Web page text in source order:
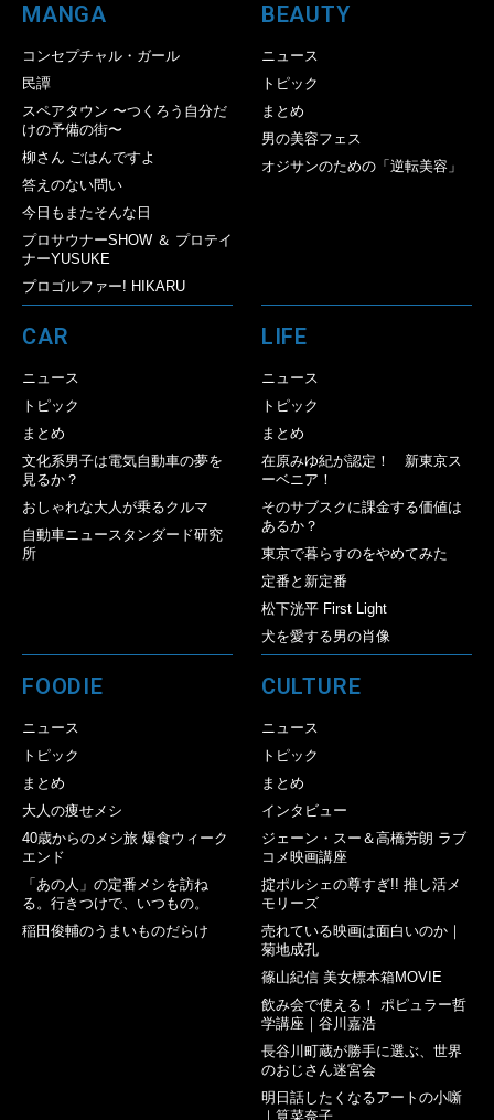
MANGA
コンセプチャル・ガール
民譚
スペアタウン 〜つくろう自分だ
けの予備の街〜
柳さん ごはんですよ
答えのない問い
今日もまたそんな日
プロサウナーSHOW ＆ プロテイ
ナーYUSUKE
プロゴルファー! HIKARU
BEAUTY
ニュース
トピック
まとめ
男の美容フェス
オジサンのための「逆転美容」
CAR
ニュース
トピック
まとめ
文化系男子は電気自動車の夢を
見るか？
おしゃれな大人が乗るクルマ
自動車ニュースタンダード研究
所
LIFE
ニュース
トピック
まとめ
在原みゆ紀が認定！ 新東京ス
ーベニア！
そのサブスクに課金する価値は
あるか？
東京で暮らすのをやめてみた
定番と新定番
松下洸平 First Light
犬を愛する男の肖像
FOODIE
ニュース
トピック
まとめ
大人の痩せメシ
40歳からのメシ旅 爆食ウィーク
エンド
「あの人」の定番メシを訪ね
る。行きつけで、いつもの。
稲田俊輔のうまいものだらけ
CULTURE
ニュース
トピック
まとめ
インタビュー
ジェーン・スー＆高橋芳朗 ラブ
コメ映画講座
掟ポルシェの尊すぎ!! 推し活メ
モリーズ
売れている映画は面白いのか｜
菊地成孔
篠山紀信 美女標本箱MOVIE
飲み会で使える！ ポピュラー哲
学講座｜谷川嘉浩
長谷川町蔵が勝手に選ぶ、世界
のおじさん迷宮会
明日話したくなるアートの小噺
｜筧菜奈子